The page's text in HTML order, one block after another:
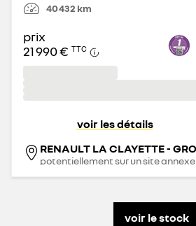
40 432 km
prix
21 990 € TTC
voir les détails
potentiellement sur un site annexe
voir le stock